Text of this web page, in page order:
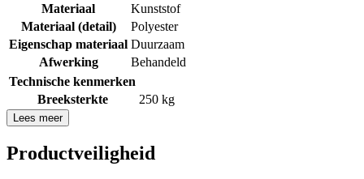
Materiaal
Kunststof
Materiaal (detail)
Polyester
Eigenschap materiaal Duurzaam
Afwerking
Behandeld
Technische kenmerken
Breeksterkte
250 kg
Lees meer
Productveiligheid